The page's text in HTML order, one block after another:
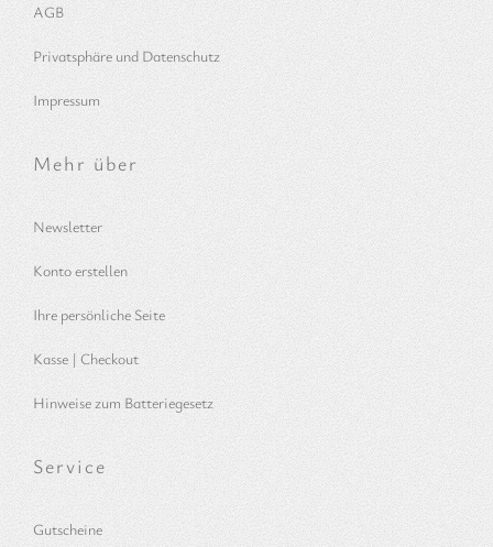
AGB
Privatsphäre und Datenschutz
Impressum
Mehr über
Newsletter
Konto erstellen
Ihre persönliche Seite
Kasse | Checkout
Hinweise zum Batteriegesetz
Service
Gutscheine